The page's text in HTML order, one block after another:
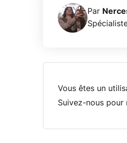
Par
Vous êtes un
Suivez-nous pour